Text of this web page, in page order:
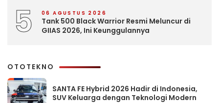
5 06 AGUSTUS 2026
Tank 500 Black Warrior Resmi Meluncur di
GIIAS 2026, Ini Keunggulannya
OTOTEKNO
SANTA FE Hybrid 2026 Hadir di Indonesia,
SUV Keluarga dengan Teknologi Modern